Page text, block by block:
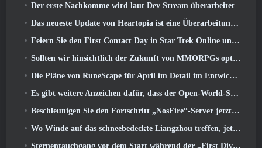
Der erste Nachkomme wird laut Dev Stream überarbeitet
Das neueste Update von Heartopia ist eine Überarbeitung im Alice-im-Wunderland-Stil
Feiern Sie den First Contact Day in Star Trek Online und sichern Sie sich eine neue Version des Nobel Intel Battlecruiser
Sollten wir hinsichtlich der Zukunft von MMORPGs optimistisch sein??
Die Pläne von RuneScape für April im Detail im Entwicklervideo
Es gibt weitere Anzeichen dafür, dass der Open-World-Shooter StarCraft eine echte Sache sein könnte
Beschleunigen Sie den Fortschritt „NosFire“-Server jetzt in NosTale verfügbar
Wo Winde auf das schneebedeckte Liangzhou treffen, jetzt mit der Veröffentlichung der Version verfügbar 1.5
Sternentauchgang vor dem Start während der „First Dive Show“